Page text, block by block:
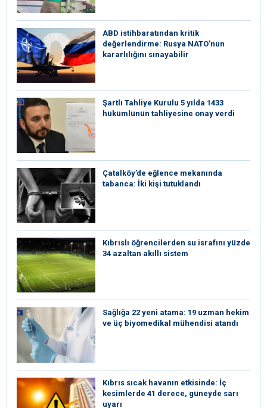
ABD istihbaratından kritik
değerlendirme: Rusya NATO’nun
kararlılığını sınayabilir
Şartlı Tahliye Kurulu 5 yılda 1433
hükümlünün tahliyesine onay verdi
Çatalköy’de eğlence mekanında
tabanca: İki kişi tutuklandı
Kıbrıslı öğrencilerden su israfını yüzde
34 azaltan akıllı sistem
Sağlığa 22 yeni atama: 19 uzman hekim
ve üç biyomedikal mühendisi atandı
Kıbrıs sıcak havanın etkisinde: İç
kesimlerde 41 derece, güneyde sarı
uyarı